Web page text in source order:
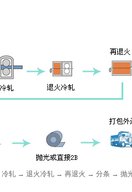
轧 → 退火冷轧 → 再退火 → 分条 → 抛